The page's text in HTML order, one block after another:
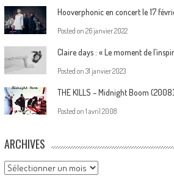
Hooverphonic en concert le 17
Posted on 26 janvier 2022
Claire days : « Le moment de
Posted on 31 janvier 2023
THE KILLS – Midnight Boom (2008)
Posted on 1 avril 2008
ARCHIVES
Archives